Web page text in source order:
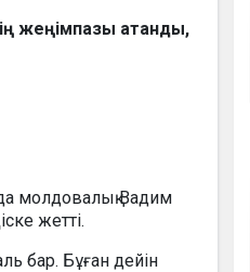
жеңімпазы атанды,
молдовалық Вадим
жетті.
бар. Бұған дейін